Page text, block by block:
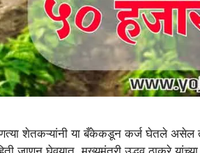
शेतकऱ्यांनी या बँकेकडून कर्ज घेतले असेल